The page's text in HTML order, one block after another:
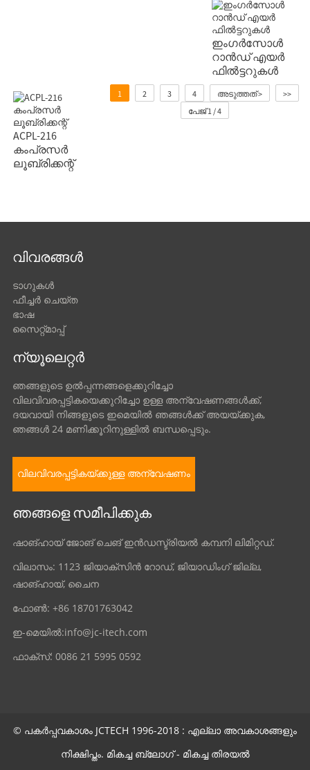
ഇംഗർസോൾ
റാൻഡ് എയർ
ഫിൽട്ടറുകൾ
ACPL-216
കംപ്രസർ
ലൂബ്രിക്കന്റ്
1 2 3 4 അടുത്തത് >
>>
പേജ് 1 / 4
വിവരങ്ങൾ
ടാഗുകൾ
ഫീച്ചർ ചെയ്ത
ഭാഷ
സൈറ്റ്മാപ്പ്
ന്യൂലെറ്റർ
ഞങ്ങളുടെ ഉൽപ്പന്നങ്ങളെക്കുറിച്ചോ
വിലവിവരപ്പട്ടികയെക്കുറിച്ചോ ഉള്ള അന്വേഷണങ്ങൾക്ക്,
ദയവായി നിങ്ങളുടെ ഇമെയിൽ ഞങ്ങൾക്ക് അയയ്ക്കുക,
ഞങ്ങൾ 24 മണിക്കൂറിനുള്ളിൽ ബന്ധപ്പെടും.
വിലവിവരപ്പട്ടികയ്ക്കുള്ള അന്വേഷണം
ഞങ്ങളെ സമീപിക്കുക
ഷാങ്ഹായ് ജോങ് ചെങ് ഇൻഡസ്ട്രിയൽ കമ്പനി ലിമിറ്റഡ്.
വിലാസം: 1123 ജിയാക്സിൻ റോഡ്, ജിയാഡിംഗ് ജില്ല,
ഷാങ്ഹായ്, ചൈന
ഫോൺ: +86 18701763042
ഇ-മെയിൽ:info@jc-itech.com
ഫാക്സ്: 0086 21 5995 0592
© പകർപ്പവകാശം JCTECH 1996-2018 : എല്ലാ അവകാശങ്ങളും
നിക്ഷിപ്തം. മികച്ച ബ്ലോഗ്- മികച്ച തിരയൽ